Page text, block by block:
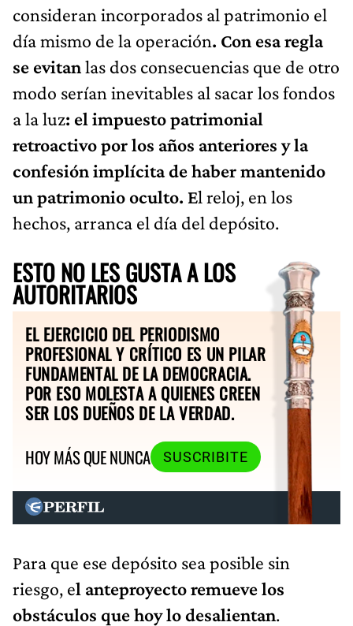
consideran incorporados al patrimonio el
día mismo de la operación. Con esa regla
se evitanlas dos consecuencias que de otro
modo serían inevitables al sacar los fondos
a la luz: el impuesto patrimonial
retroactivo por los años anteriores y la
confesión implícita de haber mantenido
un patrimonio oculto. El reloj, en los
hechos, arranca el día del depósito.
ESTO NO LES GUSTA A LOS
AUTORITARIOS
EL EJERCICIO DEL PERIODISMO
PROFESIONAL Y CRÍTICO ES UN PILAR
FUNDAMENTAL DE LA DEMOCRACIA.
POR ESO MOLESTA A QUIENES CREEN
SER LOS DUEÑOS DE LA VERDAD.
HOY MÁS QUE NUNCA
SUSCRIBITE
Para que ese depósito sea posible sin
riesgo, el anteproyecto remueve los
obstáculos que hoy lo desalientan.